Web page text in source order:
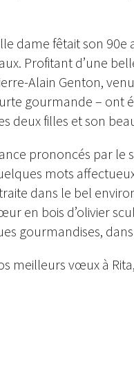
dame fêtait son 90e
Profitant d’une
Alain Genton,
gourmande – ont
deux filles et son
prononcés par le
mots
dans le bel
en bois d’olivier
gourmandises,
meilleurs vœux à